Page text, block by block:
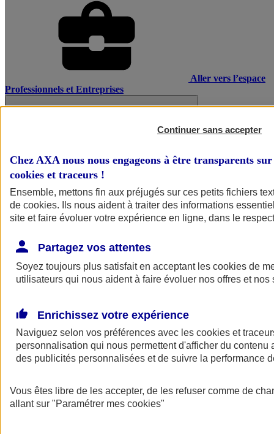
Aller vers l’espace
Professionnels et Entreprises
AXA Assurance
Continuer sans accepter
Chez AXA nous nous engageons à être transparents
cookies et traceurs !
Ensemble, mettons fin aux préjugés sur ces petits fichiers
de cookies. Ils nous aident à traiter des informations
site et faire évoluer votre expérience en ligne, dans le
Partagez vos attentes
Soyez toujours plus satisfait en acceptant les cookies de
utilisateurs qui nous aident à faire évoluer nos offres et nos
Enrichissez votre expérience
Naviguez selon vos préférences avec les cookies et
personnalisation qui nous permettent d'afficher du contenu
des publicités personnalisées et de suivre la performance
Vous êtes libre de les accepter, de les refuser comme de
allant sur "Paramétrer mes cookies"